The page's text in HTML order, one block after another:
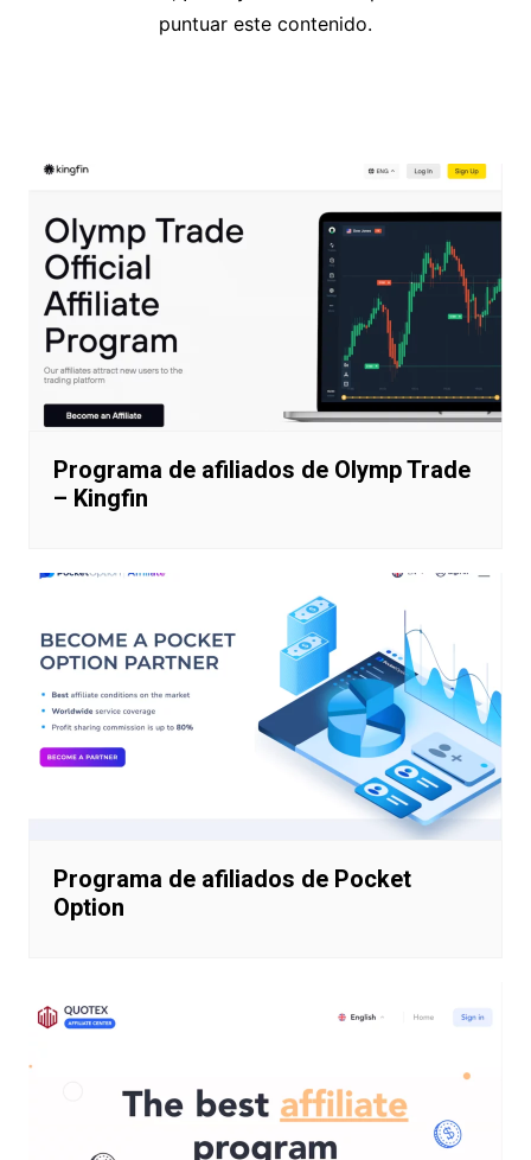
puntuar este contenido.
entradas
Programa de afiliados de Olymp Trade
– Kingfin
Programa de afiliados de Pocket
Option